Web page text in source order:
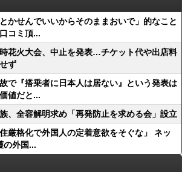
かせんでいいからそのままおいで」的なこと
コミ頂...
時花火大会、中止を発表…チケット代や出店料
ず
で『搭乗者に日本人は居ない』という発表は
値だと...
、全容解明求め「再発防止を求める会」設立
厳格化で外国人の定着意欲をそぐな」 ネッ
の外国...